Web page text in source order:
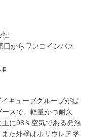
社
口からワンコインバス
キューブグループが提
スで、軽量かつ耐久
に98％空気である発泡
た外壁はポリウレア塗